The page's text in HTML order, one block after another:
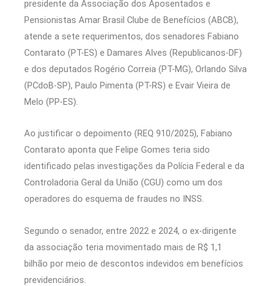
presidente da Associação dos Aposentados e
Pensionistas Amar Brasil Clube de Benefícios (ABCB),
atende a sete requerimentos, dos senadores Fabiano
Contarato (PT-ES) e Damares Alves (Republicanos-DF)
e dos deputados Rogério Correia (PT-MG), Orlando Silva
(PCdoB-SP), Paulo Pimenta (PT-RS) e Evair Vieira de
Melo (PP-ES).
Ao justificar o depoimento (REQ 910/2025), Fabiano
Contarato aponta que Felipe Gomes teria sido
identificado pelas investigações da Polícia Federal e da
Controladoria Geral da União (CGU) como um dos
operadores do esquema de fraudes no INSS.
Segundo o senador, entre 2022 e 2024, o ex-dirigente
da associação teria movimentado mais de R$ 1,1
bilhão por meio de descontos indevidos em benefícios
previdenciários.